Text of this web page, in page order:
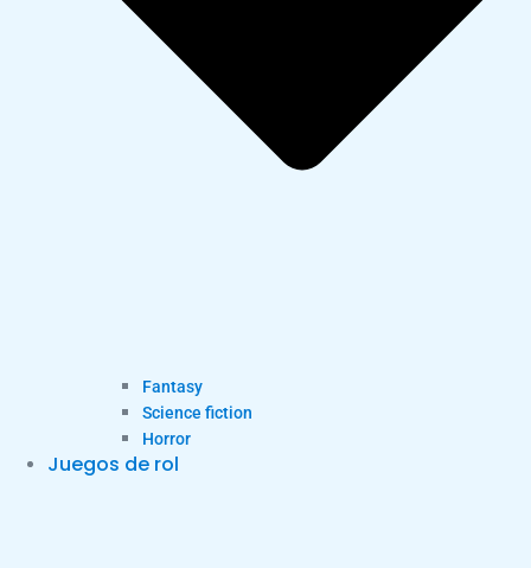
Fantasy
Science fiction
Horror
Juegos de rol